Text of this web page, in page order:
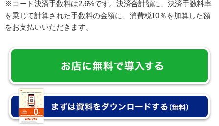
報は予告なしに変更されることがありますので、あらかじめご了承くだ
さい。
KDDIが提供するau PAYは、導入費用・入金手数料がすべて無
料。導入コストゼロで始められるだけでなく、約4,043万人
（2026年7月時点）の会員数を保有し、専用アプリの店舗検索
にもお店が表示されるので集客力アップも期待できます。